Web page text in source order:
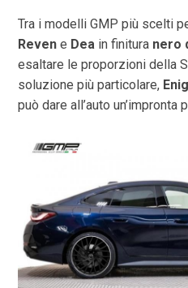
Tra i modelli GMP più scelti
Reven e Dea in finitura nero
esaltare le proporzioni della
soluzione più particolare,
può dare all’auto un’impronta